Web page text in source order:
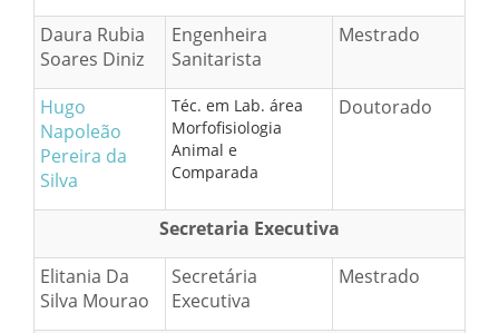
Daura Rubia
Soares Diniz
Engenheira
Sanitarista
Mestrado
Hugo
Napoleão
Pereira da
Silva
Téc. em Lab. área
Morfofisiologia
Animal e
Comparada
Doutorado
Secretaria Executiva
Elitania Da
Silva Mourao
Secretária
Executiva
Mestrado